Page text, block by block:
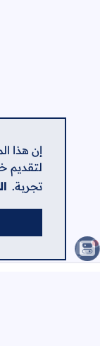
إن هذا
لتقديم
تجربة.